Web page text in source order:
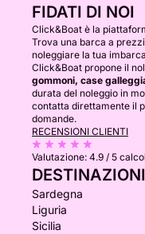
FIDATI DI NOI
Click&Boat è la
Trova una barca a
noleggiare la tua
Click&Boat propone il
gommoni, case
durata del noleggio in
contatta direttamente il
domande.
RECENSIONI CLIENTI
Valutazione: 4.9 / 5
DESTINAZIONI
Sardegna
Liguria
Sicilia